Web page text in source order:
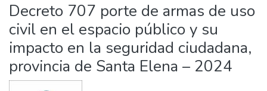
Decreto 707 porte de armas de uso
civil en el espacio público y su
impacto en la seguridad ciudadana,
provincia de Santa Elena – 2024